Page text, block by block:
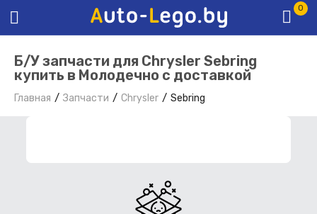
0
Б/У запчасти для Chrysler Sebring
купить в Молодечно с доставкой
Главная Запчасти Chrysler Sebring